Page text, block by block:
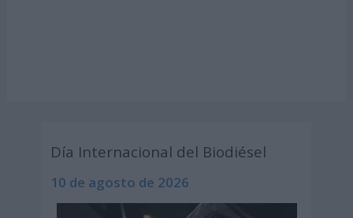
Día Internacional del Biodiésel
10 de agosto de 2026